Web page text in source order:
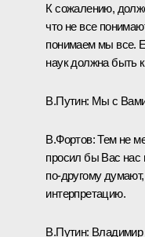
К сожалению,
что не все
понимаем мы все.
наук должна быть
В.Путин: Мы с Вами
В.Фортов:Тем не
просил бы Вас нас
по‑другому
интерпретацию.
В.Путин: Владимир